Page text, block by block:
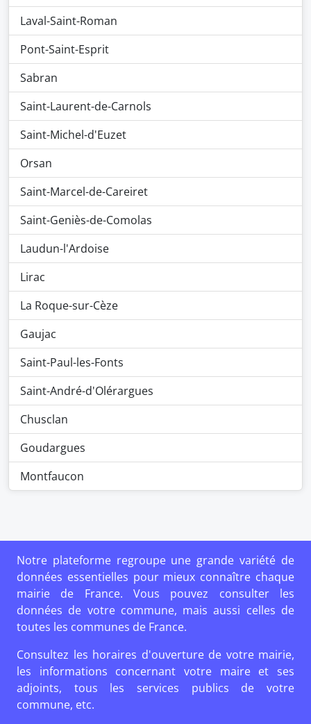
Laval-Saint-Roman
Pont-Saint-Esprit
Sabran
Saint-Laurent-de-Carnols
Saint-Michel-d'Euzet
Orsan
Saint-Marcel-de-Careiret
Saint-Geniès-de-Comolas
Laudun-l'Ardoise
Lirac
La Roque-sur-Cèze
Gaujac
Saint-Paul-les-Fonts
Saint-André-d'Olérargues
Chusclan
Goudargues
Montfaucon
Notre plateforme regroupe une grande variété de
données essentielles pour mieux connaître chaque
mairie de France. Vous pouvez consulter les
données de votre commune, mais aussi celles de
toutes les communes de France.
Consultez les horaires d'ouverture de votre mairie,
les informations concernant votre maire et ses
adjoints, tous les services publics de votre
commune, etc.